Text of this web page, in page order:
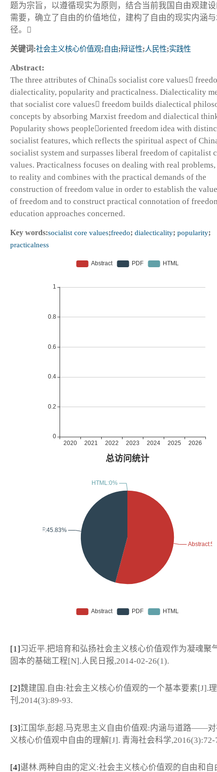
题为宗旨，以遵循现实为原则，结合当前我国自由观建
需要，确立了自由的价值地位，建构了自由的现实内涵
径。
关键词:社会主义核心价值观;自由;辩证性;人民性;实践性
Abstract:
The three attributes of Chinas socialist core values
dialecticality, popularity and practicalness. Dialecticality
that socialist core values freedom builds dialectical
concepts by absorbing Marxist freedom and dialectical
Popularity shows peopleoriented freedom idea with
socialist features, which reflects the spiritual aspect of
socialist system and surpasses liberal freedom of capitalist
values. Practicalness focuses on dealing with real problems,
to reality and combines with the practical demands of the
construction of freedom value in order to establish the
of freedom and to construct practical connotation of
education approaches concerned.
Key words:socialist core values;freedo; dialecticality; popularity;
practicalness
[1]习近平.把培育和弘扬社会主义核心价值观作为凝魂聚
固本的基础工程[N].人民日报,2014-02-26(1).
[2]魏建国.自由:社会主义核心价值观的一个基本要素[J].
刊,2014(3):89-93.
[3]江国华,彭超.马克思主义自由价值观:内涵与道路——
义核心价值观中自由的理解[J]. 青海社会科学,2016(3):72-
[4]谌林.两种自由的定义:社会主义核心价值观的自由和自